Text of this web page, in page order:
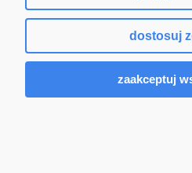
Sklep
dostosuj
zaakceptuj